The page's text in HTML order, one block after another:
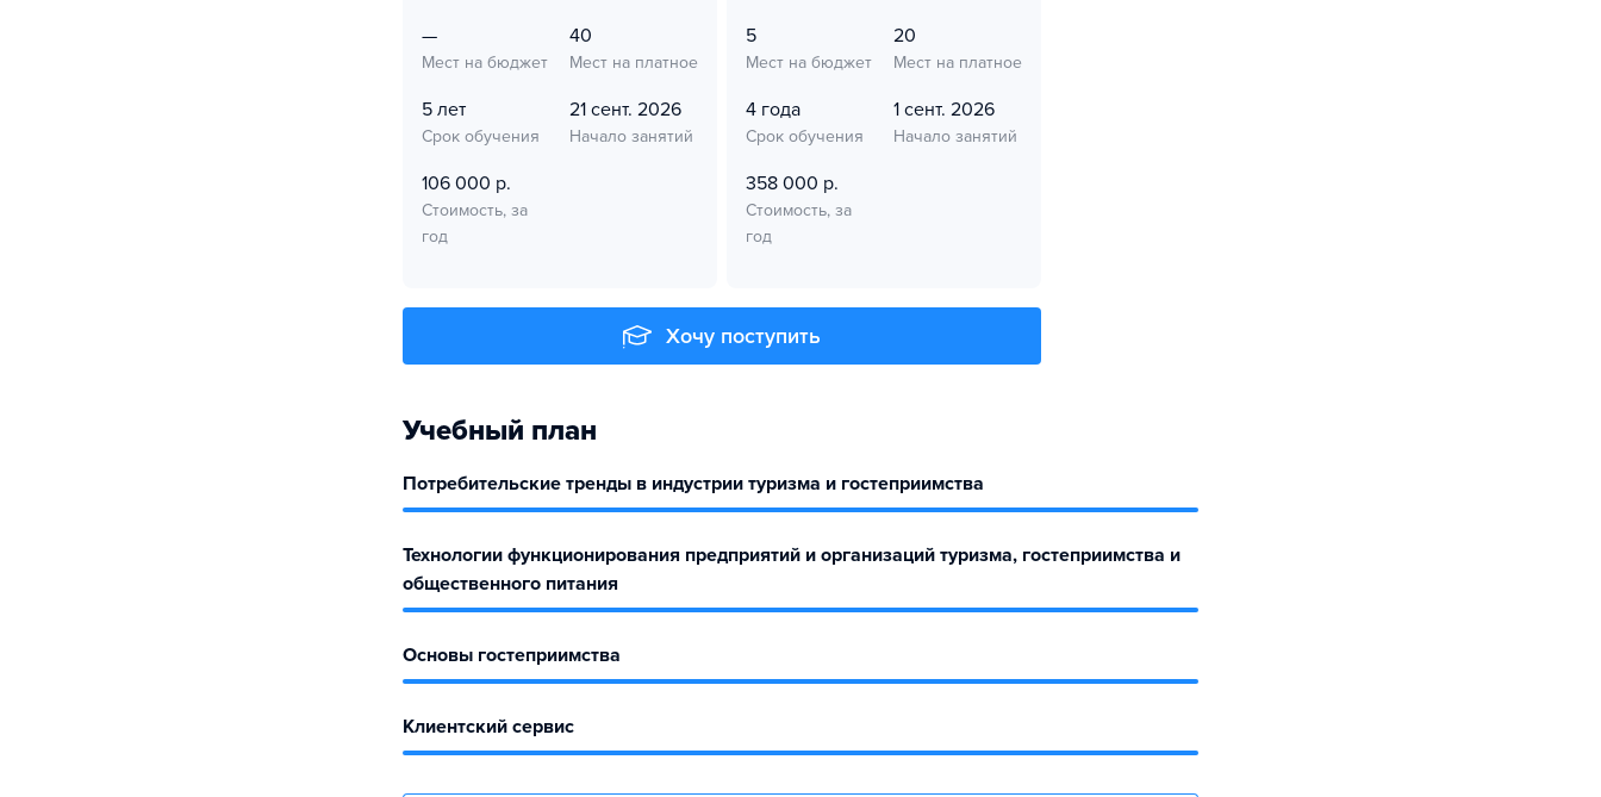
—
Мест на бюджет
40
Мест на платное
5 лет
Срок обучения
21 сент. 2026
Начало занятий
106 000 р.
Стоимость, за
год
5
Мест на бюджет
20
Мест на платное
4 года
Срок обучения
1 сент. 2026
Начало занятий
358 000 р.
Стоимость, за
год
Хочу поступить
Учебный план
Потребительские тренды в индустрии туризма и гостеприимства
Технологии функционирования предприятий и организаций туризма, гостеприимства и
общественного питания
Основы гостеприимства
Клиентский сервис